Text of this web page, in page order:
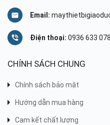
Email:
Điện thoại: 0936 633 078
CHÍNH SÁCH CHUNG
Chính sách bảo mật
Hướng dẫn mua hàng
Cam kết chất lượng